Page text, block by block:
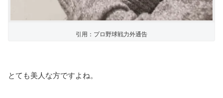
引用：プロ野球戦力外通告
とても美人な方ですよね。